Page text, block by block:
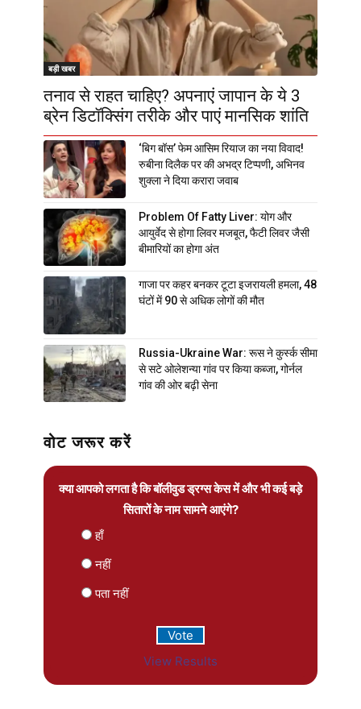
बड़ी खबर
तनाव से राहत चाहिए? अपनाएं जापान के ये 3
ब्रेन डिटॉक्सिंग तरीके और पाएं मानसिक शांति
‘बिग बॉस’ फेम आसिम रियाज का नया विवाद!
रुबीना दिलैक पर की अभद्र टिप्पणी, अभिनव
शुक्ला ने दिया करारा जवाब
Problem Of Fatty Liver: योग और
आयुर्वेद से होगा लिवर मजबूत, फैटी लिवर जैसी
बीमारियों का होगा अंत
गाजा पर कहर बनकर टूटा इजरायली हमला, 48
घंटों में 90 से अधिक लोगों की मौत
Russia-Ukraine War: रूस ने कुर्स्क सीमा
से सटे ओलेशन्या गांव पर किया कब्जा, गोर्नल
गांव की ओर बढ़ी सेना
वोट जरूर करें
क्या आपको लगता है कि बॉलीवुड ड्रग्स केस में और भी कई बड़े
सितारों के नाम सामने आएंगे?
हाँ
नहीं
पता नहीं
View Results